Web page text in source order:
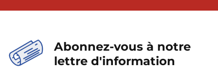
Abonnez-vous à notre
lettre d'information